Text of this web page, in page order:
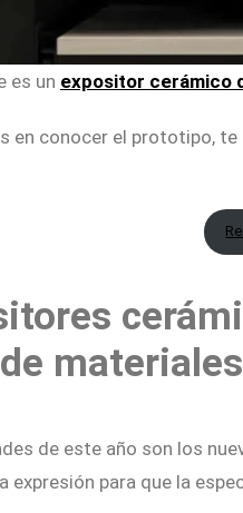
es un expositor cerámico
en conocer el prototipo,
materiales
de este año son los
expresión para que la